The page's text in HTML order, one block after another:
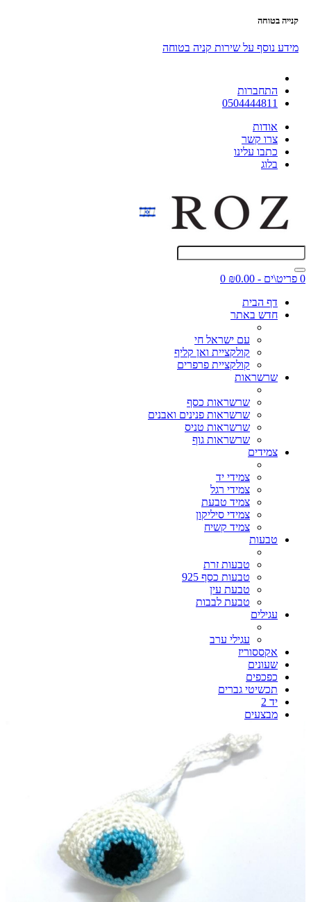
קנייה בטוחה
מידע נוסף על שירות קניה בטוחה
התחברות
0504444811
אודות
צרו קשר
כתבו עלינו
בלוג
0 פריט\ים - ₪0.00
0
דף הבית
חדש באתר
עם ישראל חי
קולקציית ואן קליף
קולקציית פרפרים
שרשראות
שרשראות כסף
שרשראות פנינים ואבנים
שרשראות טניס
שרשראות גוף
צמידים
צמידי יד
צמידי רגל
צמיד טבעת
צמידי סיליקון
צמיד קשיח
טבעות
טבעות זרת
טבעות כסף 925
טבעת עין
טבעת לבבות
עגילים
עגילי ערב
אקססוריז
שעונים
כפכפים
תכשיטי גברים
יד 2
מבצעים